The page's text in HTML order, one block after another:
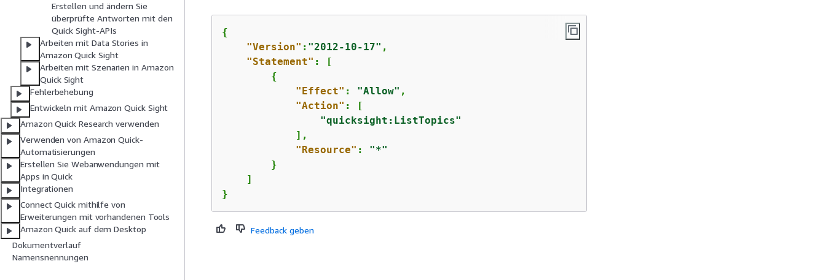
Erstellen und ändern Sie
überprüfte Antworten mit den
Quick Sight-APIs
Arbeiten mit Data Stories in
Amazon Quick Sight
Arbeiten mit Szenarien in Amazon
Quick Sight
Fehlerbehebung
Entwickeln mit Amazon Quick Sight
Amazon Quick Research verwenden
Verwenden von Amazon Quick-
Automatisierungen
Erstellen Sie Webanwendungen mit
Apps in Quick
Integrationen
Connect Quick mithilfe von
Erweiterungen mit vorhandenen Tools
Amazon Quick auf dem Desktop
Dokumentverlauf
Namensnennungen
{
"Version" : "2012-10-17" ,
"Statement" : [
{
"Effect" : "Allow" ,
"Action" : [
"quicksight:ListTopics"
            ],
"Resource" : "*"
        }
    ]
}
Feedback geben